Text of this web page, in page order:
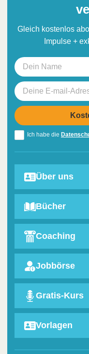
Gleich kostenlos
Impulse +
Ich habe die
Über uns
Bücher
Coaching
Jobbörse
Gratis-Kurs
Vorlagen